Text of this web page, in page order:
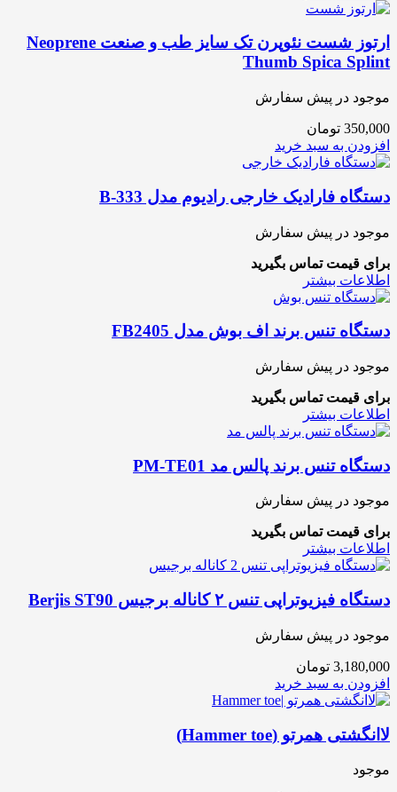
ارتوز شست نئوپرن تک سایز طب و صنعت Neoprene
Thumb Spica Splint
موجود در پیش سفارش
350,000 تومان
افزودن به سبد خرید
دستگاه فارادیک خارجی رادیوم مدل B-333
موجود در پیش سفارش
برای قیمت تماس بگیرید
اطلاعات بیشتر
دستگاه تنس برند اف بوش مدل FB2405
موجود در پیش سفارش
برای قیمت تماس بگیرید
اطلاعات بیشتر
دستگاه تنس برند پالس مد PM-TE01
موجود در پیش سفارش
برای قیمت تماس بگیرید
اطلاعات بیشتر
دستگاه فیزیوتراپی تنس ۲ کاناله برجیس Berjis ST90
موجود در پیش سفارش
3,180,000 تومان
افزودن به سبد خرید
لاانگشتی همرتو (Hammer toe)
موجود